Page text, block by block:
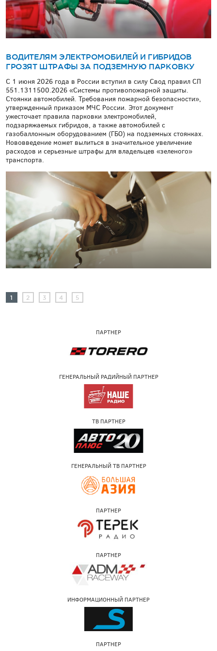
ВОДИТЕЛЯМ ЭЛЕКТРОМОБИЛЕЙ И ГИБРИДОВ
ГРОЗЯТ ШТРАФЫ ЗА ПОДЗЕМНУЮ ПАРКОВКУ
С 1 июня 2026 года в России вступил в силу Свод правил СП
551.1311500.2026 «Системы противопожарной защиты.
Стоянки автомобилей. Требования пожарной безопасности»,
утвержденный приказом МЧС России. Этот документ
ужесточает правила парковки электромобилей,
подзаряжаемых гибридов, а также автомобилей с
газобаллонным оборудованием (ГБО) на подземных стоянках.
Нововведение может вылиться в значительное увеличение
расходов и серьезные штрафы для владельцев «зеленого»
транспорта.
1 2 3 4 5
ПАРТНЕР
ГЕНЕРАЛЬНЫЙ РАДИЙНЫЙ ПАРТНЕР
ТВ ПАРТНЕР
ГЕНЕРАЛЬНЫЙ ТВ ПАРТНЕР
ПАРТНЕР
ПАРТНЕР
ИНФОРМАЦИОННЫЙ ПАРТНЕР
ПАРТНЕР